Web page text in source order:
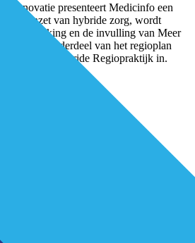
presenteert Medicinfo een
de inzet van hybride zorg, wordt
en de invulling van Meer
Als onderdeel van het regioplan
een Hybride Regiopraktijk in.